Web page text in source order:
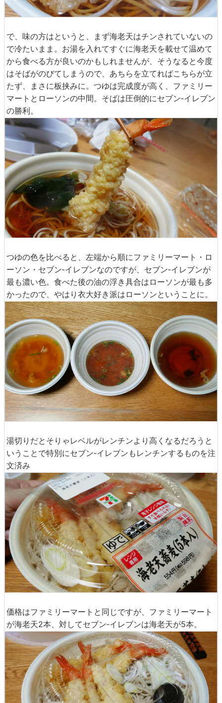
で、味の方はというと、まず海老天はチンされていないの
で冷たいまま。お湯を入れてすぐに海老天を載せて温めて
から食べる方が良いのかもしれませんが、そうなると今度
はそばがのびてしまうので、あちらを立てればこちらが立
たず、まさに板挟みに。つゆは完成度が高く、ファミリー
マートとローソンの中間。そばは圧倒的にセブン‐イレブン
の勝利。
つゆの色を比べると、左端から順にファミリーマート・ロ
ーソン・セブン‐イレブンなのですが、セブン‐イレブンが
最も濃い色。食べた後の油の浮き具合はローソンが最も多
かったので、やはり衣大好き派はローソンということに。
湯切りだとそりゃレベルがレンチンより高くなるだろうと
いうことで特別にセブン‐イレブンもレンチンするものを注
文済み
価格はファミリーマートと同じですが、ファミリーマート
が海老天2本、対してセブン‐イレブンは海老天が5本。